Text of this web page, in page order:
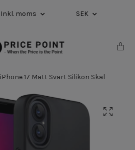
Inkl. moms SEK
iPhone 17 Matt Svart Silikon Skal